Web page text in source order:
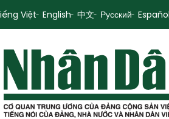
Việt English 中文 Русский